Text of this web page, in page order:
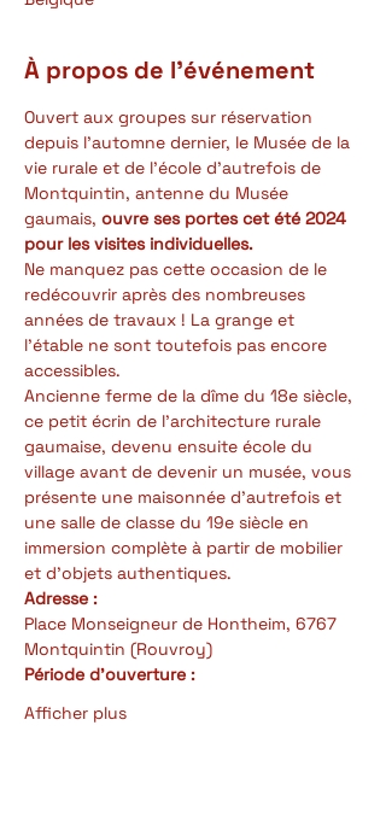
À propos de l'événement
Ouvert aux groupes sur réservation
depuis l'automne dernier, le Musée de la
vie rurale et de l'école d'autrefois de
Montquintin, antenne du Musée
gaumais, ouvre ses portes cet été 2024
pour les visites individuelles.
Ne manquez pas cette occasion de le
redécouvrir après des nombreuses
années de travaux ! La grange et
l'étable ne sont toutefois pas encore
accessibles.
Ancienne ferme de la dîme du 18e siècle,
ce petit écrin de l'architecture rurale
gaumaise, devenu ensuite école du
village avant de devenir un musée, vous
présente une maisonnée d'autrefois et
une salle de classe du 19e siècle en
immersion complète à partir de mobilier
et d'objets authentiques.
Adresse :
Place Monseigneur de Hontheim, 6767
Montquintin (Rouvroy)
Période d'ouverture :
Afficher plus